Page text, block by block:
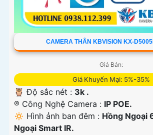
CAMERA THÂN KBVISION KX-
Giá Bán:
Giá Khuyến Mại: 5%-35%
🦉 Độ sắc nét : 3k .
®️ Công Nghệ Camera : IP POE.
🔅 Hình ảnh ban đêm : Hồng Ngoại
Ngoại Smart IR.